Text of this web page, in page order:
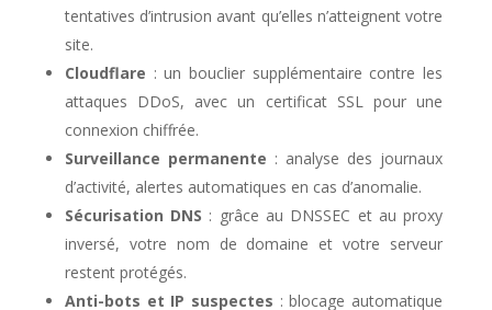
tentatives d’intrusion avant qu’elles n’atteignent votre
site.
Cloudflare : un bouclier supplémentaire contre les
attaques DDoS, avec un certificat SSL pour une
connexion chiffrée.
Surveillance permanente : analyse des journaux
d’activité, alertes automatiques en cas d’anomalie.
Sécurisation DNS : grâce au DNSSEC et au proxy
inversé, votre nom de domaine et votre serveur
restent protégés.
Anti-bots et IP suspectes : blocage automatique